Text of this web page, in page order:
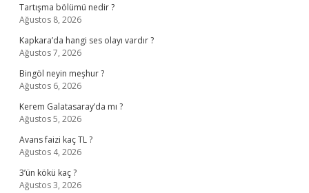
Tartışma bölümü nedir ?
Ağustos 8, 2026
Kapkara’da hangi ses olayı vardır ?
Ağustos 7, 2026
Bingöl neyin meşhur ?
Ağustos 6, 2026
Kerem Galatasaray’da mı ?
Ağustos 5, 2026
Avans faizi kaç TL ?
Ağustos 4, 2026
3’ün kökü kaç ?
Ağustos 3, 2026